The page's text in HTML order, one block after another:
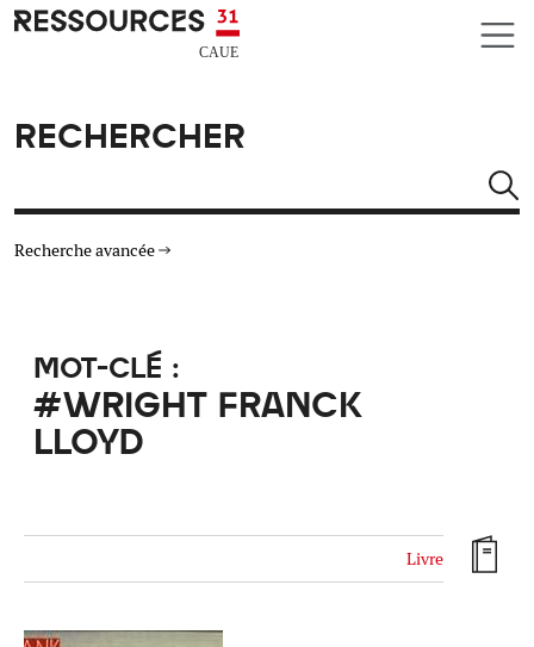
Aller au contenu principal
CAUE RESSOURCES 31
RECHERCHER
Recherche avancée
TYPE DE RESSOURCES
MATÉRIAUX
MOT-CLÉ :
#WRIGHT FRANCK
LLOYD
Livre